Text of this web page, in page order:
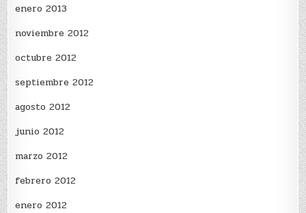
enero 2013
noviembre 2012
octubre 2012
septiembre 2012
agosto 2012
junio 2012
marzo 2012
febrero 2012
enero 2012